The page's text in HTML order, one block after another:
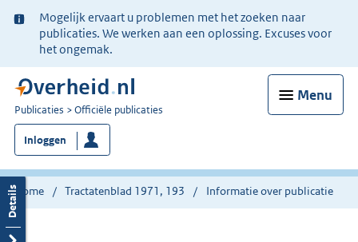
Ter
informatie:
Mogelijk ervaart u problemen met het zoeken naar
publicaties. We werken aan een oplossing. Excuses voor
het ongemak.
Menu
U
bent
nu
hier:
Publicaties Officiële publicaties
Inloggen
Home Tractatenblad 1971, 193 Informatie over publicatie